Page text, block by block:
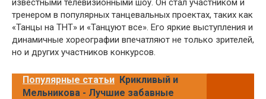
известными телевизионными шоу. Он стал участником и
тренером в популярных танцевальных проектах, таких как
«Танцы на ТНТ» и «Танцуют все». Его яркие выступления и
динамичные хореографии впечатляют не только зрителей,
но и других участников конкурсов.
Популярные статьи Крикливый и
Мельникова - Лучшие забавные